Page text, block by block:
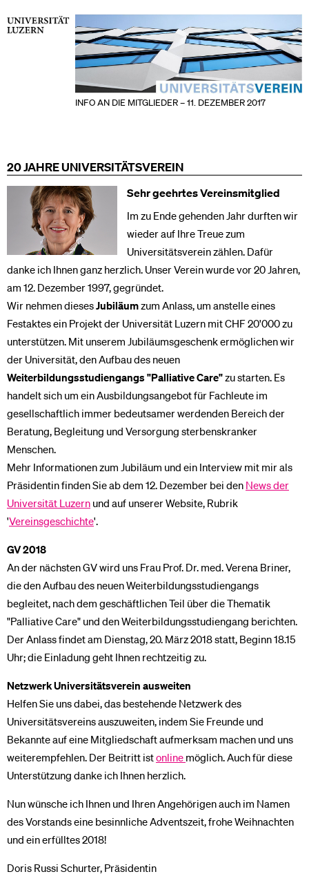
INFO AN DIE MITGLIEDER – 11. DEZEMBER 2017
20 JAHRE UNIVERSITÄTSVEREIN
Sehr geehrtes Vereinsmitglied
Im zu Ende gehenden Jahr durften wir
wieder auf Ihre Treue zum
Universitätsverein zählen. Dafür
danke ich Ihnen ganz herzlich. Unser Verein wurde vor 20 Jahren,
am 12. Dezember 1997, gegründet.
Wir nehmen diesesJubiläumzum Anlass, um anstelle eines
Festaktes ein Projekt der Universität Luzern mit CHF 20'000 zu
unterstützen. Mit unserem Jubiläumsgeschenk ermöglichen wir
der Universität, den Aufbau des neuen
Weiterbildungsstudiengangs "Palliative Care"zu starten. Es
handelt sich um ein Ausbildungsangebot für Fachleute im
gesellschaftlich immer bedeutsamer werdenden Bereich der
Beratung, Begleitung und Versorgung sterbenskranker
Menschen.
Mehr Informationen zum Jubiläum und ein Interview mit mir als
Präsidentin finden Sie ab dem 12. Dezember bei den News der
Universität Luzern und auf unserer Website, Rubrik
'Vereinsgeschichte'.
GV 2018
An der nächsten GV wird uns Frau Prof. Dr. med. Verena Briner,
die den Aufbau des neuen Weiterbildungsstudiengangs
begleitet, nach dem geschäftlichen Teil über die Thematik
"Palliative Care" und den Weiterbildungsstudiengang berichten.
Der Anlass findet am Dienstag, 20. März 2018 statt, Beginn 18.15
Uhr; die Einladung geht Ihnen rechtzeitig zu.
Netzwerk Universitätsverein ausweiten
Helfen Sie uns dabei, das bestehende Netzwerk des
Universitätsvereins auszuweiten, indem Sie Freunde und
Bekannte auf eine Mitgliedschaft aufmerksam machen und uns
weiterempfehlen. Der Beitritt istonline möglich. Auch für diese
Unterstützung danke ich Ihnen herzlich.
Nun wünsche ich Ihnen und Ihren Angehörigen auch im Namen
des Vorstands eine besinnliche Adventszeit, frohe Weihnachten
und ein erfülltes 2018!
Doris Russi Schurter, Präsidentin